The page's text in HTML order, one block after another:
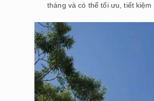
tháng và có thể tối ưu, tiết